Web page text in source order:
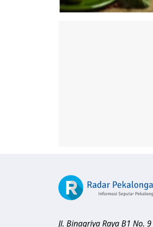
Jl. Binagriya Raya B1 No. 9